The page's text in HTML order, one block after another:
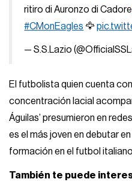
ritiro di Auronzo di Cadore
#CMonEagles 🦅
— S.S.Lazio
El futbolista quien cuenta
concentración lacial
Águilas’ presumieron en
es el más joven en debutar
formación en el futbol
También te puede